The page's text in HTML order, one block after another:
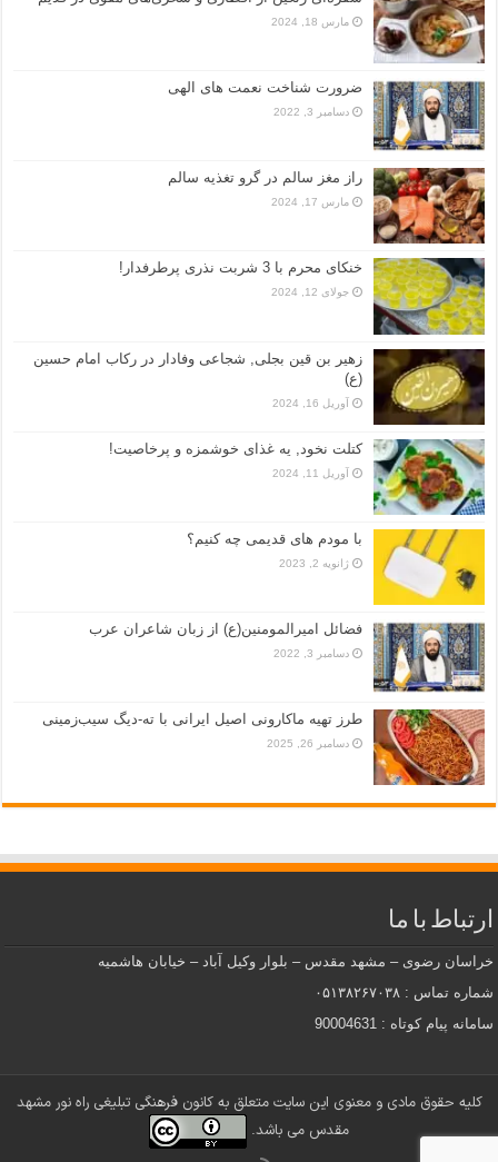
مارس 18, 2024
ضرورت شناخت نعمت های الهی
دسامبر 3, 2022
راز مغز سالم در گرو تغذیه سالم
مارس 17, 2024
خنکای محرم با 3 شربت نذری پرطرفدار!
جولای 12, 2024
زهیر بن قین بجلی, شجاعی وفادار در رکاب امام حسین
(ع)
آوریل 16, 2024
کتلت نخود, یه غذای خوشمزه و پرخاصیت!
آوریل 11, 2024
با مودم های قدیمی چه کنیم؟
ژانویه 2, 2023
فضائل امیرالمومنین(ع) از زبان شاعران عرب
دسامبر 3, 2022
طرز تهیه ماکارونی اصیل ایرانی با ته-دیگ سیب‌زمینی
دسامبر 26, 2025
ارتباط با ما
خراسان رضوی – مشهد مقدس – بلوار وکیل آباد – خیابان هاشمیه
شماره تماس : ۰۵۱۳۸۲۶۷۰۳۸
سامانه پیام کوتاه : 90004631
کلیه حقوق مادی و معنوی این سایت متعلق به کانون فرهنگی تبلیغی راه نور مشهد
مقدس می باشد.